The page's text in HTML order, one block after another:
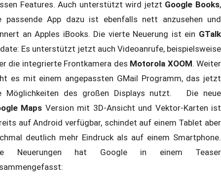
Features. Auch unterstützt wird jetzt Google Books,
passende App dazu ist ebenfalls nett anzusehen und
an Apples iBooks. Die vierte Neuerung ist ein GTalk
Es unterstützt jetzt auch Videoanrufe, beispielsweise
die integrierte Frontkamera des Motorola XOOM. Weiter
es mit einem angepassten GMail Programm, das jetzt
Möglichkeiten des großen Displays nutzt. Die neue
Maps Version mit 3D-Ansicht und Vektor-Karten ist
auf Android verfügbar, schindet auf einem Tablet aber
deutlich mehr Eindruck als auf einem Smartphone.
Neuerungen hat Google in einem Teaser